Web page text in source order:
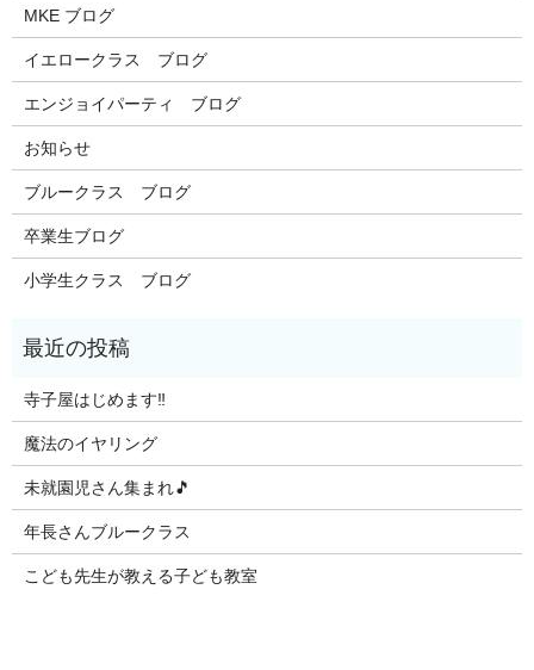
MKE ブログ
イエロークラス ブログ
エンジョイパーティ ブログ
お知らせ
ブルークラス ブログ
卒業生ブログ
小学生クラス ブログ
寺子屋はじめます‼️
魔法のイヤリング
未就園児さん集まれ🎵
年長さんブルークラス
こども先生が教える子ども教室